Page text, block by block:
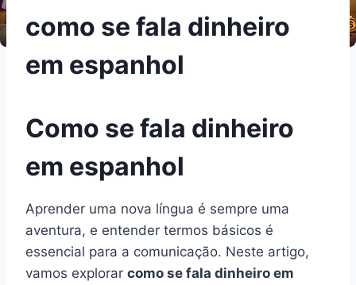
como se fala dinheiro
em espanhol
Como se fala dinheiro
em espanhol
Aprender uma nova língua é sempre uma
aventura, e entender termos básicos é
essencial para a comunicação. Neste artigo,
vamos explorar como se fala dinheiro em